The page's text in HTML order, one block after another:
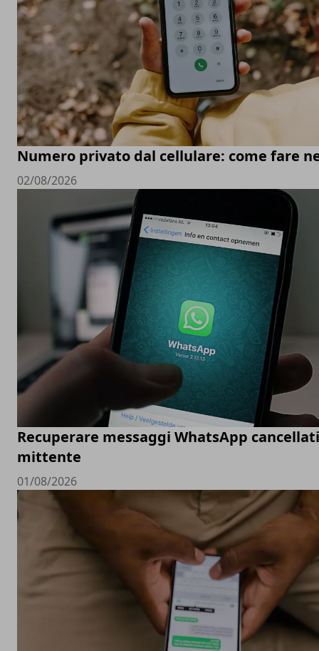
Numero privato dal cellulare: come fare
02/08/2026
Recuperare messaggi WhatsApp
mittente
01/08/2026